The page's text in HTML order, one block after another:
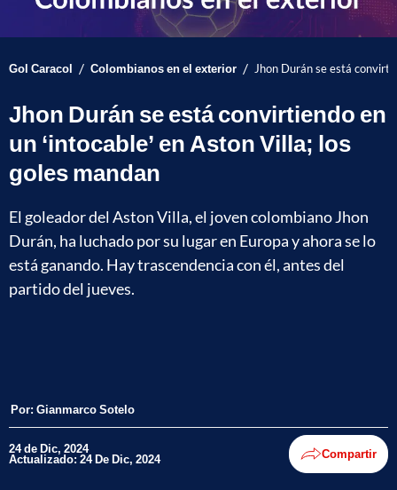
Gol Caracol / Colombianos en el exterior / Jhon Durán se está
Jhon Durán se está convirtiendo en
un ‘intocable’ en Aston Villa; los
goles mandan
El goleador del Aston Villa, el joven colombiano Jhon
Durán, ha luchado por su lugar en Europa y ahora se lo
está ganando. Hay trascendencia con él, antes del
partido del jueves.
Por: Gianmarco Sotelo
24 de Dic, 2024
Actualizado: 24 De Dic, 2024 Compartir